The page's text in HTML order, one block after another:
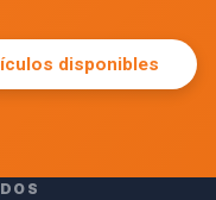
disponibles